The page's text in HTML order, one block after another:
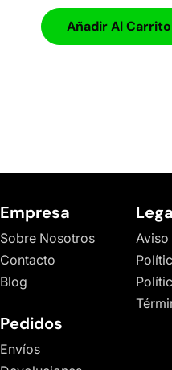
Añadir Al Carrito
Empresa
Sobre Nosotros
Contacto
Blog
Pedidos
Envíos
Aviso